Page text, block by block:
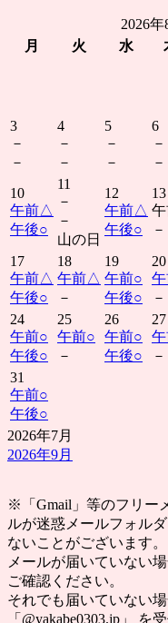
2026年
月
火 水
3
－
－
4
－
－
5
－
－
6
－
－
10
午前△
午後○
11
－
－
山の日
12
午前△
午後○
13
－
17
午前△
午後○
18
午前△
－
19
午前○
午後○
20
－
24
午前○
午後○
25
午前○
－
26
午前○
午後○
27
－
31
午前○
午後○
2026年7月
2026年9月
※「Gmail」等のフリー
ルが迷惑メールフォル
ないことがございます。
メールが届いていない
ご確認ください。
それでも届いていない
「@yakabe0303.jp」